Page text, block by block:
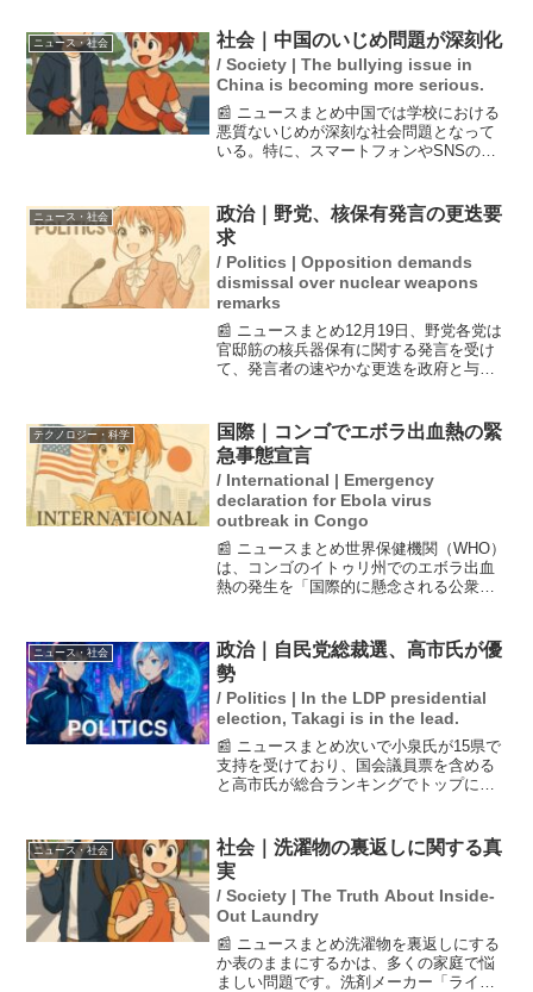
ニュース・社会 社会｜中国のいじめ問題が深刻化
/ Society | The bullying issue in
China is becoming more serious.
📰 ニュースまとめ中国では学校における
悪質ないじめが深刻な社会問題となって
いる。特に、スマートフォンやSNSの普
ースが増えている。習近平政権はこの社
会不安の広がりを警戒...
ニュース・社会
政治｜野党、核保有発言の更迭要
求
/ Politics | Opposition demands
dismissal over nuclear weapons
remarks
📰 ニュースまとめ12月19日、野党各党は
官邸筋の核兵器保有に関する発言を受け
て、発言者の速やかな更迭を政府と与党
谷元・前防衛相も交代の必要性を示唆し
た。一方、木原稔官...
テクノロジー・科学
国際｜コンゴでエボラ出血熱の緊
急事態宣言
/ International | Emergency
declaration for Ebola virus
outbreak in Congo
📰 ニュースまとめ世界保健機関（WHO）
は、コンゴのイトゥリ州でのエボラ出血
熱の発生を「国際的に懸念される公衆衛
への感染拡大が懸念されており、過去に
も類似の流行があっ...
ニュース・社会
政治｜自民党総裁選、高市氏が優
勢
/ Politics | In the LDP presidential
election, Takagi is in the lead.
📰 ニュースまとめ次いで小泉氏が15県で
支持を受けており、国会議員票を含める
と高市氏が総合ランキングでトップに立
調査によれば、高市前経済安全保障担当
相が全国の党員...
ニュース・社会
社会｜洗濯物の裏返しに関する真
実
/ Society | The Truth About Inside-
Out Laundry
📰 ニュースまとめ洗濯物を裏返しにする
か表のままにするかは、多くの家庭で悩
ましい問題です。洗剤メーカー「ライオ